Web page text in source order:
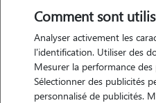
Motivation
j'ai toujours eu un vrai respect
même si je n'en ai jamais eu
Comment sont
Analyser activement les
l'identification. Utiliser des
Mesurer la performance
Sélectionner des publicités
personnalisé de publicités.